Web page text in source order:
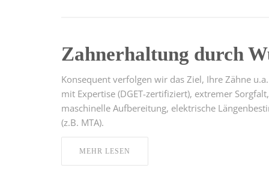
Zahnerhaltung durch
Konsequent verfolgen wir das Ziel, Ihre Zähne
mit Expertise (DGET-zertifiziert), extremer
maschinelle Aufbereitung, elektrische
(z.B. MTA).
MEHR LESEN